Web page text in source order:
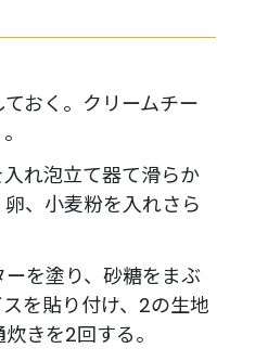
おく。クリームチー
れ泡立て器て滑らか
、小麦粉を入れさら
を塗り、砂糖をまぶ
を貼り付け、2の生地
きを2回する。